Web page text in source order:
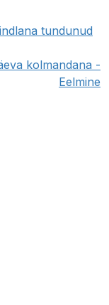
tundunud
kolmandana -
Eelmine